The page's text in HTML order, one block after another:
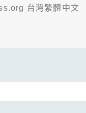
台灣繁體中文